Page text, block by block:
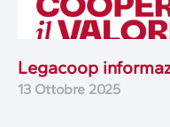
Legacoop
13 Ottobre 2025